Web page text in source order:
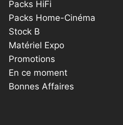
Packs HiFi
Packs Home-Cinéma
Stock B
Matériel Expo
Promotions
En ce moment
Bonnes Affaires